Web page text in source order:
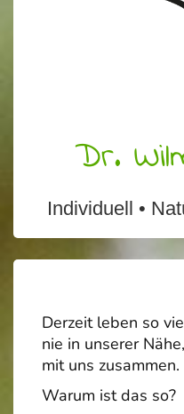
Dr.
Individuell •
Derzeit leben so
nie in unserer
mit uns zusammen.
Warum ist das so?